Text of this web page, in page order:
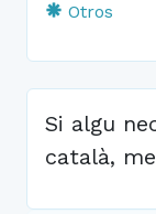
Otros
Si algu
català,